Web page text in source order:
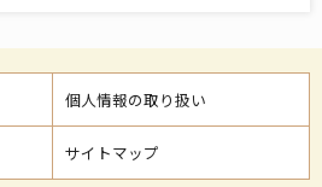
個人情報の取り扱い
サイトマップ